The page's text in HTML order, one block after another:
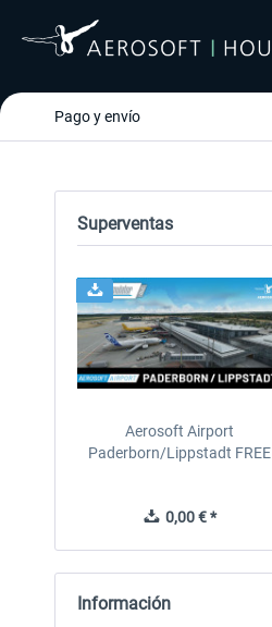
Pago y envío
Superventas
Aerosoft Airport
Paderborn/Lippstadt FREE
0,00 € *
Información